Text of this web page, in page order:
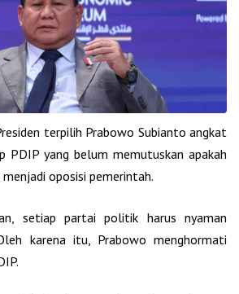
terpilih Prabowo Subianto angkat
PDIP yang belum memutuskan apakah
oposisi pemerintah.
setiap partai politik harus nyaman
karena itu, Prabowo menghormati